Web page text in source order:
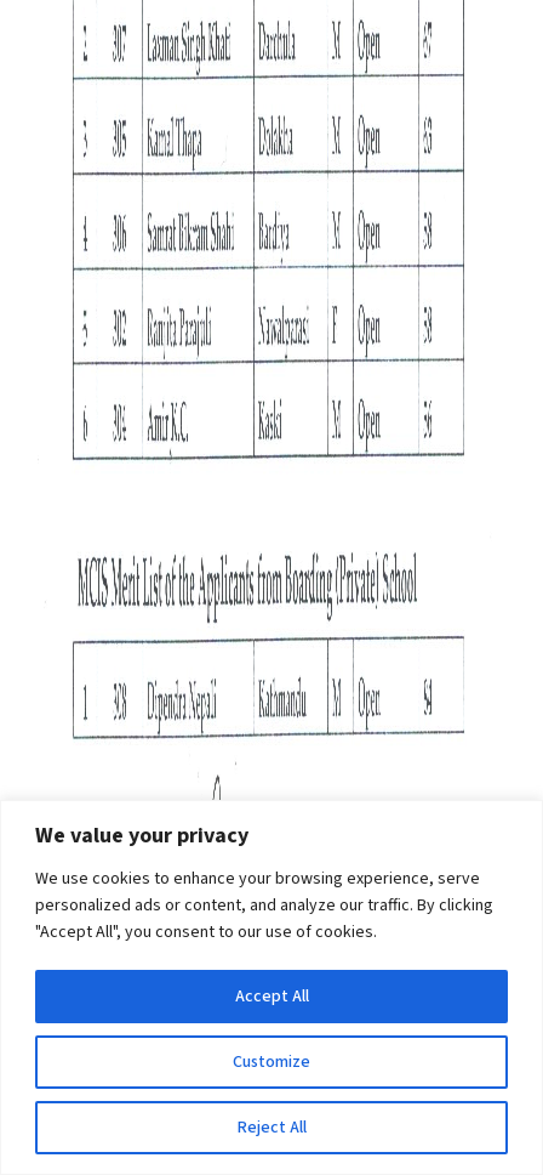
We value your privacy
We use cookies to enhance your browsing experience, serve
personalized ads or content, and analyze our traffic. By clicking
"Accept All", you consent to our use of cookies.
Customize
Reject All
Accept All